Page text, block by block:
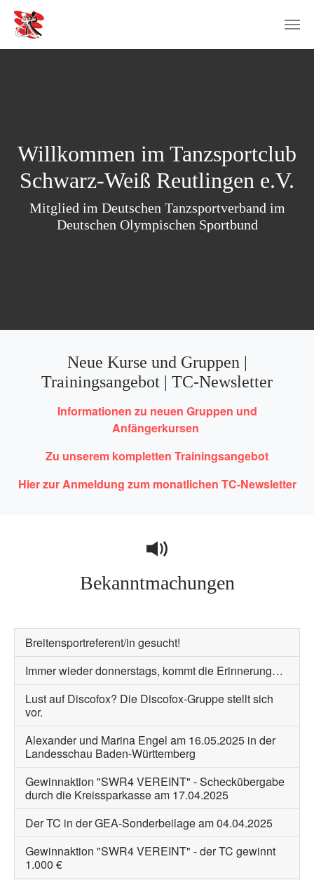
Willkommen im Tanzsportclub
Schwarz-Weiß Reutlingen e.V.
Mitglied im Deutschen Tanzsportverband im
Deutschen Olympischen Sportbund
Neue Kurse und Gruppen |
Trainingsangebot | TC-Newsletter
Informationen zu neuen Gruppen und
Anfängerkursen
Zu unserem kompletten Trainingsangebot
Hier zur Anmeldung zum monatlichen TC-Newsletter
Bekanntmachungen
Breitensportreferent/in gesucht!
Immer wieder donnerstags, kommt die Erinnerung…
Lust auf Discofox? Die Discofox-Gruppe stellt sich
vor.
Alexander und Marina Engel am 16.05.2025 in der
Landesschau Baden-Württemberg
Gewinnaktion "SWR4 VEREINT" - Scheckübergabe
durch die Kreissparkasse am 17.04.2025
Der TC in der GEA-Sonderbeilage am 04.04.2025
Gewinnaktion "SWR4 VEREINT" - der TC gewinnt
1.000 €